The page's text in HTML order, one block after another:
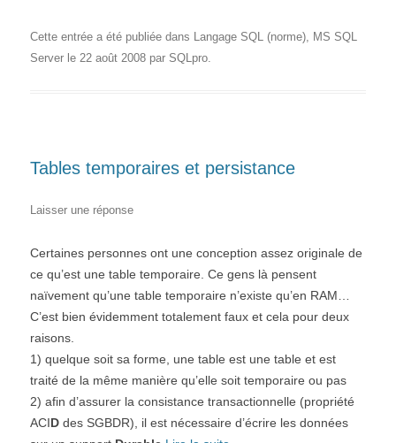
Cette entrée a été publiée dans Langage SQL (norme), MS SQL
Server le 22 août 2008 par SQLpro.
Tables temporaires et persistance
Laisser une réponse
Certaines personnes ont une conception assez originale de
ce qu’est une table temporaire. Ce gens là pensent
naïvement qu’une table temporaire n’existe qu’en RAM…
C’est bien évidemment totalement faux et cela pour deux
raisons.
1) quelque soit sa forme, une table est une table et est
traité de la même manière qu’elle soit temporaire ou pas
2) afin d’assurer la consistance transactionnelle (propriété
ACID des SGBDR), il est nécessaire d’écrire les données